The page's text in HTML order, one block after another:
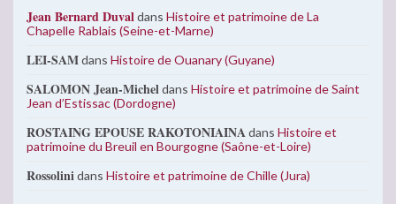
Jean Bernard Duvaldans Histoire et patrimoine de La
Chapelle Rablais (Seine-et-Marne)
LEI-SAMdans Histoire de Ouanary (Guyane)
SALOMON Jean-Micheldans Histoire et patrimoine de Saint
Jean d’Estissac (Dordogne)
ROSTAING EPOUSE RAKOTONIAINAdans Histoire et
patrimoine du Breuil en Bourgogne (Saône-et-Loire)
Rossolinidans Histoire et patrimoine de Chille (Jura)